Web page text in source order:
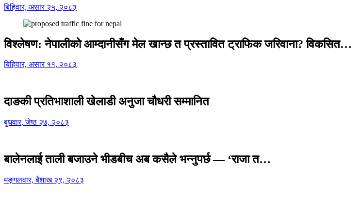
बिहिवार, असार २५, २०८३
विश्लेषण: नेपालीको आम्दानीसँग मेल खान्छ त प्रस्तावित ट्राफिक जरिवाना? विकसित…
बिहिवार, असार ११, २०८३
दाङकी प्रतिभाशाली खेलाडी अनुजा चौधरी सम्मानित
बुधवार, जेष्ठ २७, २०८३
बालेनलाई ताली बजाउने भीडबीच अब कसैले भन्नुपर्छ — ‘राजा त…
मङ्गलवार, बैशाख २९, २०८३